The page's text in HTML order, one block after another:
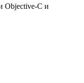
Objective-C и